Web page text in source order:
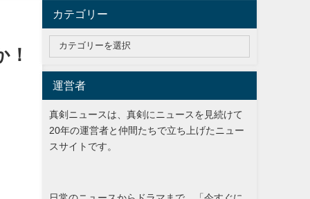
カテゴリー
運営者
真剣ニュースは、真剣にニュースを見続けて
20年の運営者と仲間たちで立ち上げたニュー
スサイトです。